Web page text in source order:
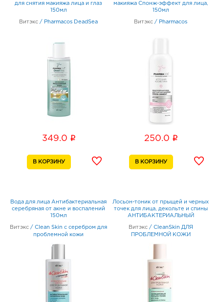
для снятия макияжа лица и глаз
150мл
Витэкс / Pharmacos DeadSea
349.0 i
макияжа Спонж-эффект для лица,
150мл
Витэкс / Pharmacos
250.0 i
Вода для лица Антибактериальная
серебряная от акне и воспалений
150мл
Витэкс / Clean Skin с серебром для
проблемной кожи
Лосьон-тоник от прыщей и черных
точек для лица, декольте и спины
АНТИБАКТЕРИАЛЬНЫЙ
Витэкс / CleanSkin ДЛЯ
ПРОБЛЕМНОЙ КОЖИ